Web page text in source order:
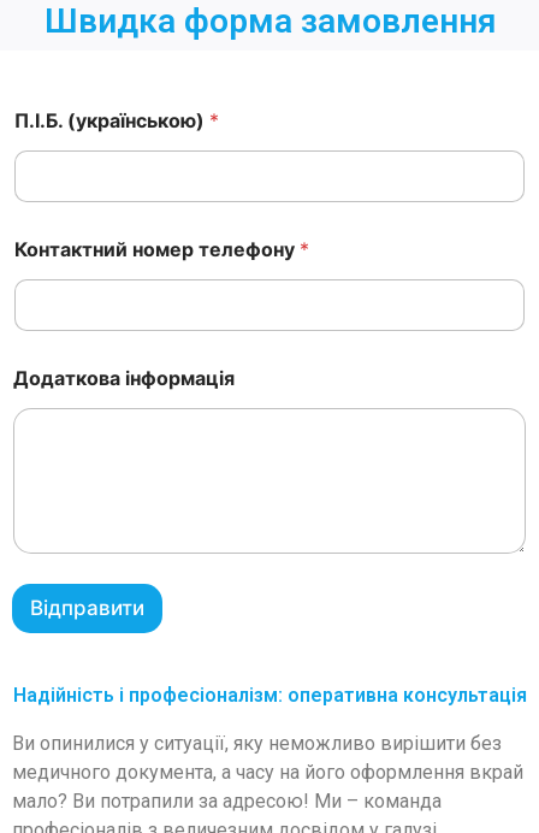
Швидка форма замовлення
П.І.Б. (українською) *
Контактний номер телефону *
Додаткова інформація
Відправити
Надійність і професіоналізм: оперативна консультація
Ви опинилися у ситуації, яку неможливо вирішити без
медичного документа, а часу на його оформлення вкрай
мало? Ви потрапили за адресою! Ми – команда